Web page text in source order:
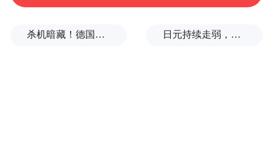
杀机暗藏！德国机场发现携爆炸物无人机，或涉及外国势力 日元持续走弱，给我们什么样的机会？